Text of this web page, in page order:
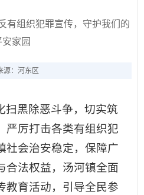
有组织犯罪宣传，守护我们的
安家园
源：河东区
扫黑除恶斗争，切实筑
严厉打击各类有组织犯
社会治安稳定，保障广
合法权益，汤河镇全面
教育活动，引导全民参